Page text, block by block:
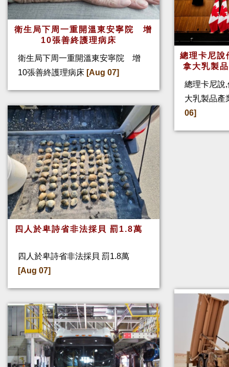
衛生局下周一重開溫東安寧院 增
10張善終護理病床
衛生局下周一重開溫東安寧院 增
10張善終護理病床 [Aug 07]
四人於卑詩省非法採貝 罰1.8萬
四人於卑詩省非法採貝 罰1.8萬
[Aug 07]
總理卡尼
拿大乳製
總理卡尼說
大乳製品產
06]